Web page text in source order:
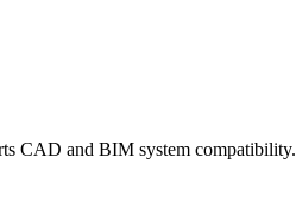
CAD and BIM system compatibility.